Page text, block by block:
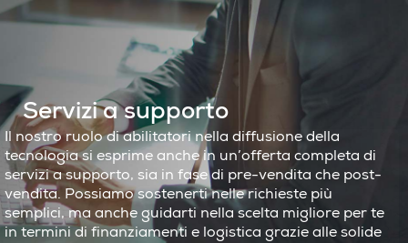
Servizi a supporto
Il nostro ruolo di abilitatori nella diffusione della
tecnologia si esprime anche in un’offerta completa di
servizi a supporto, sia in fase di pre-vendita che post-
vendita. Possiamo sostenerti nelle richieste più
semplici, ma anche guidarti nella scelta migliore per te
in termini di finanziamenti e logistica grazie alle solide